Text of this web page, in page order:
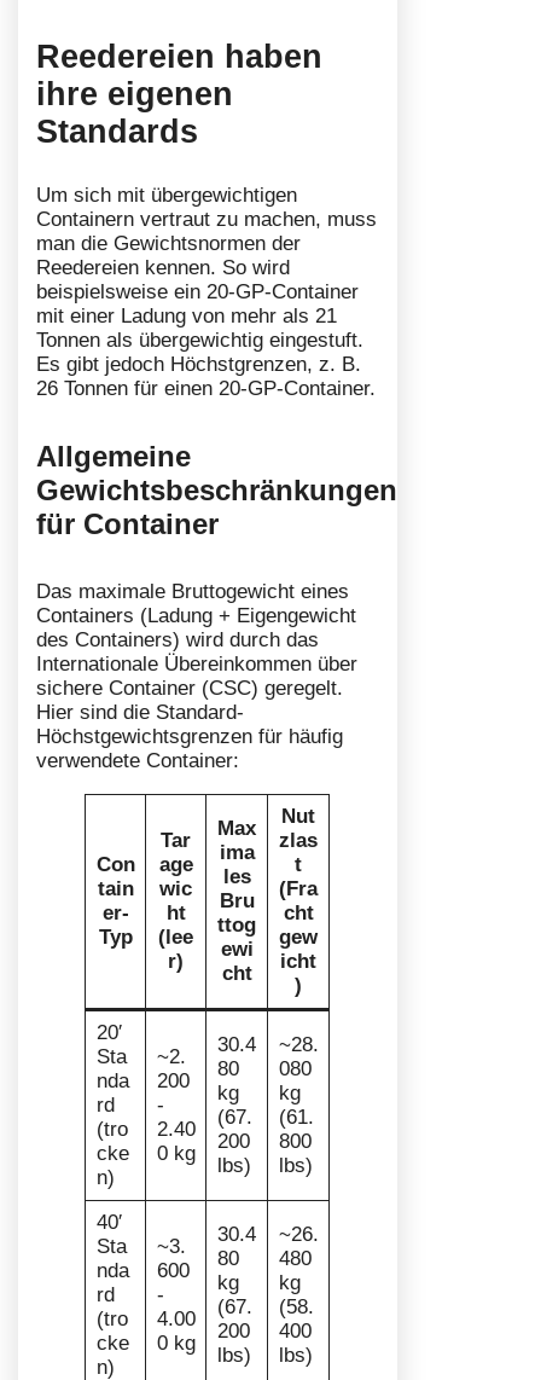
Reedereien haben
ihre eigenen
Standards
Um sich mit übergewichtigen
Containern vertraut zu machen, muss
man die Gewichtsnormen der
Reedereien kennen. So wird
beispielsweise ein 20-GP-Container
mit einer Ladung von mehr als 21
Tonnen als übergewichtig eingestuft.
Es gibt jedoch Höchstgrenzen, z. B.
26 Tonnen für einen 20-GP-Container.
Allgemeine
Gewichtsbeschränkungen
für Container
Das maximale Bruttogewicht eines
Containers (Ladung + Eigengewicht
des Containers) wird durch das
Internationale Übereinkommen über
sichere Container (CSC) geregelt.
Hier sind die Standard-
Höchstgewichtsgrenzen für häufig
verwendete Container:
Con
tain
er-
Typ
Tar
age
wic
ht
(lee
r)
Max
ima
les
Bru
ttog
ewi
cht
Nut
zlas
t
(Fra
cht
gew
icht
)
20′
Sta
nda
rd
(tro
cke
n)
~2.
200
-
2.40
0 kg
30.4
80
kg
(67.
200
lbs)
~28.
080
kg
(61.
800
lbs)
40′
Sta
nda
rd
(tro
cke
n)
~3.
600
-
4.00
0 kg
30.4
80
kg
(67.
200
lbs)
~26.
480
kg
(58.
400
lbs)